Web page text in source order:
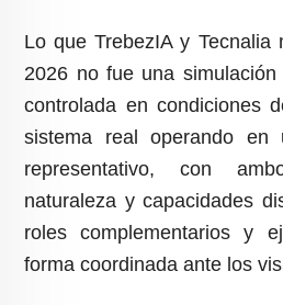
Lo que TrebezIA y Tecnalia
2026 no fue una
controlada en condiciones
sistema real operando en
representativo, con
naturaleza y capacidades
roles complementarios y
forma coordinada ante los